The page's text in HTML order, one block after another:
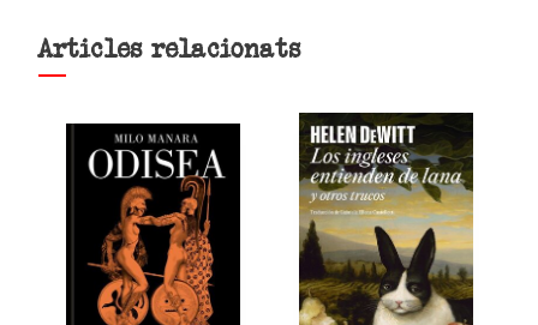
Articles relacionats